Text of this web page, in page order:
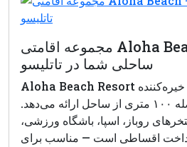
مجموعه اقامتی Aloha Beach – بهشت
ساحلی شما در تاتلیسو
Aloha Beach Resort آپارتمان‌هایی با منظره خیره‌کننده
از دریا را تنها در فاصله ۱۰۰ متری از ساحل ارائه می‌دهد.
روباز، اسپا، باشگاه ورزشی،
اقساطی است — مناسب برای